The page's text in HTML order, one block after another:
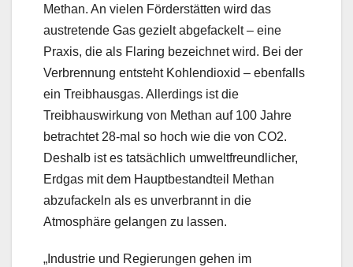
Methan. An vielen Förderstätten wird das
austretende Gas gezielt abgefackelt – eine
Praxis, die als Flaring bezeichnet wird. Bei der
Verbrennung entsteht Kohlendioxid – ebenfalls
ein Treibhausgas. Allerdings ist die
Treibhauswirkung von Methan auf 100 Jahre
betrachtet 28-mal so hoch wie die von CO2.
Deshalb ist es tatsächlich umweltfreundlicher,
Erdgas mit dem Hauptbestandteil Methan
abzufackeln als es unverbrannt in die
Atmosphäre gelangen zu lassen.
„Industrie und Regierungen gehen im